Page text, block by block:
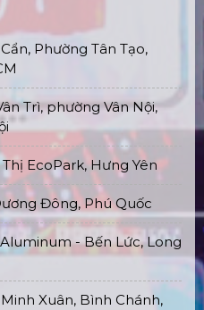
Phường Tân Tạo,
Trì, phường Vân Nội,
EcoPark, Hưng Yên
Đông, Phú Quốc
- Bến Lức, Long
Xuân, Bình Chánh,